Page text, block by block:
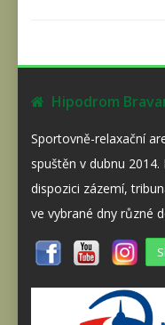
Hipodrom
Sportovně-relaxační
spuštěn v dubnu
dispozici zázemí,
ve vybrané dny různé